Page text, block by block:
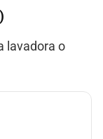
)
lavadora o